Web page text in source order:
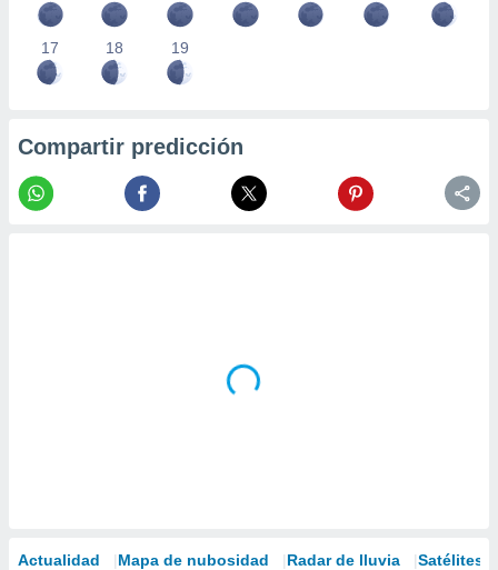
17 18 19
Compartir predicción
Actualidad Mapa de nubosidad Radar de lluvia Satélites